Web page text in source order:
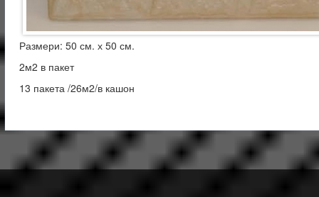
Размери: 50 см. х 50 см.
2м2 в пакет
13 пакета /26м2/в кашон